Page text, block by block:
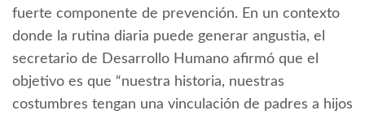
fuerte componente de prevención. En un contexto
donde la rutina diaria puede generar angustia, el
secretario de Desarrollo Humano afirmó que el
objetivo es que “nuestra historia, nuestras
costumbres tengan una vinculación de padres a hijos